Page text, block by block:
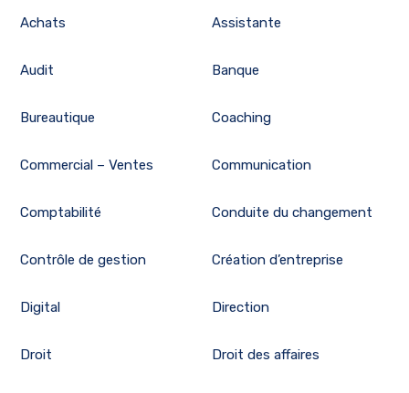
Achats Assistante
Audit Banque
Bureautique Coaching
Commercial – Ventes Communication
Comptabilité Conduite du changement
Contrôle de gestion Création d’entreprise
Digital Direction
Droit Droit des affaires